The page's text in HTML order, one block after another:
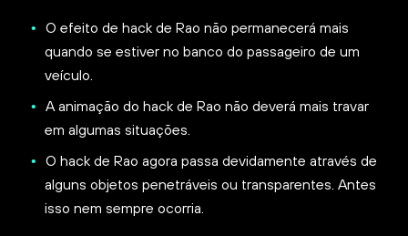
O efeito de hack de Rao não permanecerá mais
quando se estiver no banco do passageiro de um
veículo.
A animação do hack de Rao não deverá mais travar
em algumas situações.
O hack de Rao agora passa devidamente através de
alguns objetos penetráveis ou transparentes. Antes
isso nem sempre ocorria.